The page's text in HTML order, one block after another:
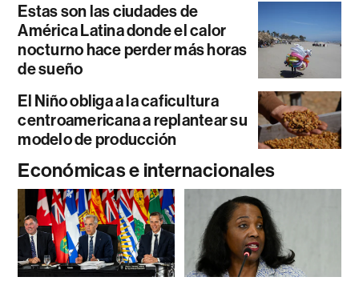
Estas son las ciudades de
América Latina donde el calor
nocturno hace perder más horas
de sueño
El Niño obliga a la caficultura
centroamericana a replantear su
modelo de producción
Económicas e internacionales